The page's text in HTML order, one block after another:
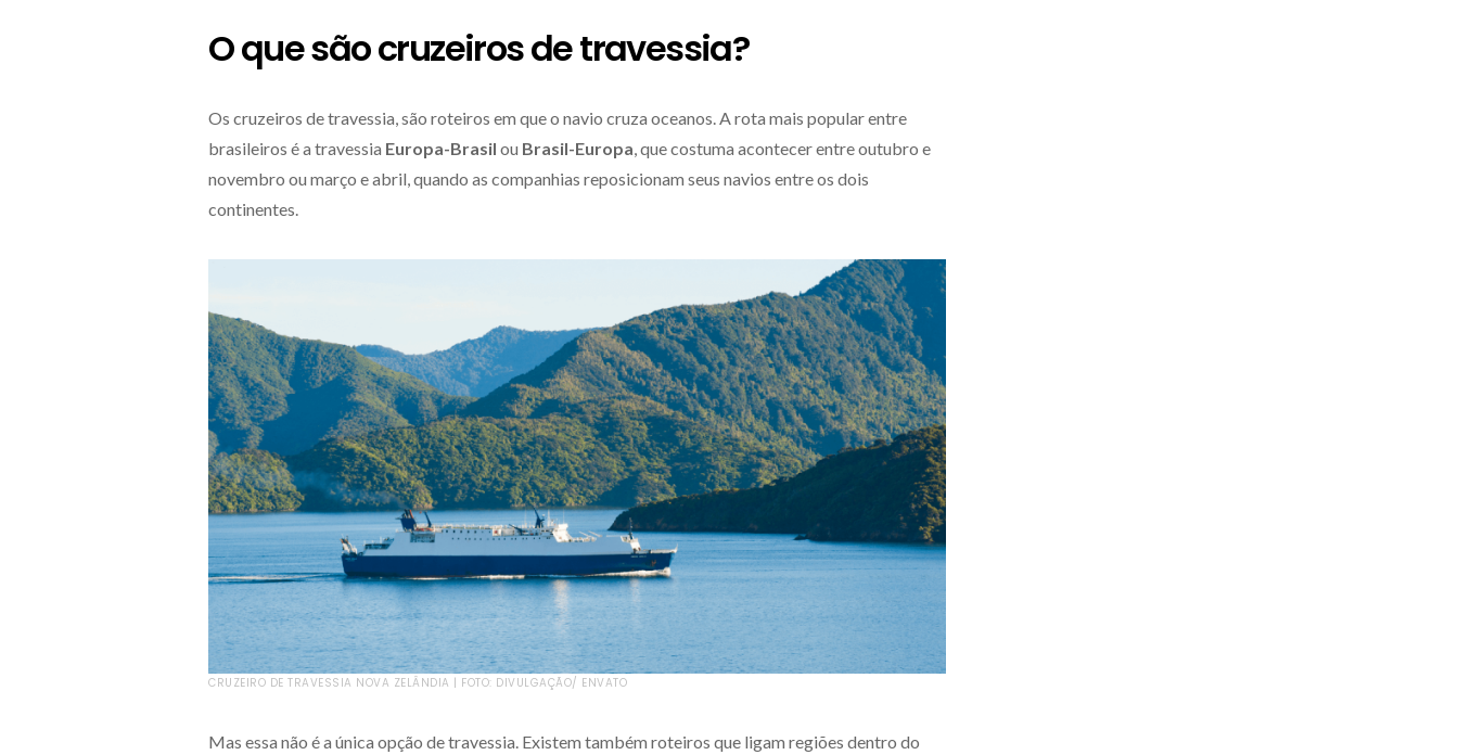
O que são cruzeiros de travessia?
Os cruzeiros de travessia, são roteiros em que o navio cruza oceanos. A rota mais popular entre
brasileiros é a travessia Europa-Brasil ou Brasil-Europa, que costuma acontecer entre outubro e
novembro ou março e abril, quando as companhias reposicionam seus navios entre os dois
continentes.
CRUZEIRO DE TRAVESSIA NOVA ZELÂNDIA | FOTO: DIVULGAÇÃO/ ENVATO
Mas essa não é a única opção de travessia. Existem também roteiros que ligam regiões dentro do